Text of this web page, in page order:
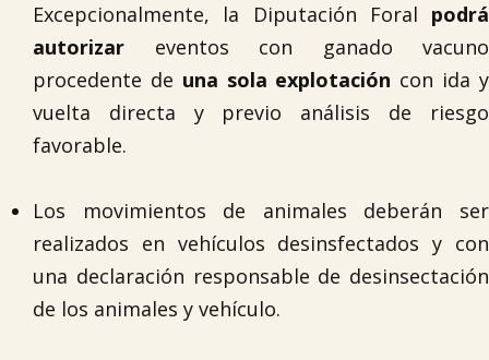
Excepcionalmente, la Diputación Foral podrá
autorizar eventos con ganado vacuno
procedente de una sola explotación con ida y
vuelta directa y previo análisis de riesgo
favorable.
Los movimientos de animales deberán ser
realizados en vehículos desinsfectados y con
una declaración responsable de desinsectación
de los animales y vehículo.